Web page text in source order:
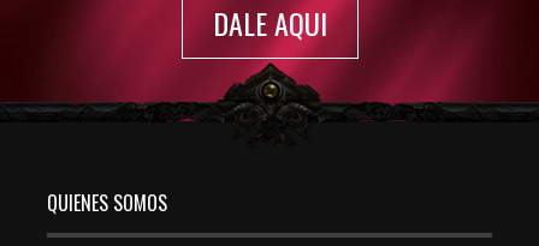
DALE AQUI
QUIENES SOMOS